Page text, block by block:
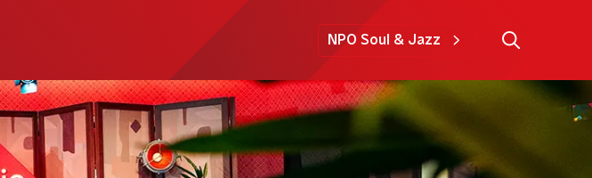
NPO Soul & Jazz